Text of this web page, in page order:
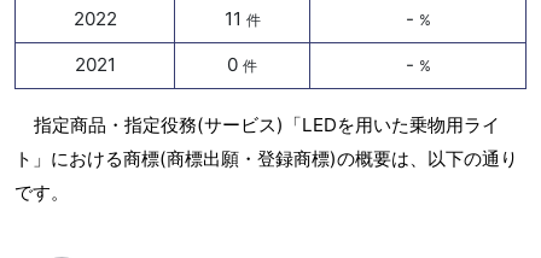
2022 11 件 - %
2021 0 件 - %
指定商品・指定役務(サービス)「LEDを用いた乗物用ライ
ト」における商標(商標出願・登録商標)の概要は、以下の通り
です。